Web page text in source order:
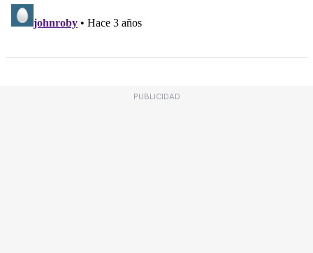
PUBLICIDAD